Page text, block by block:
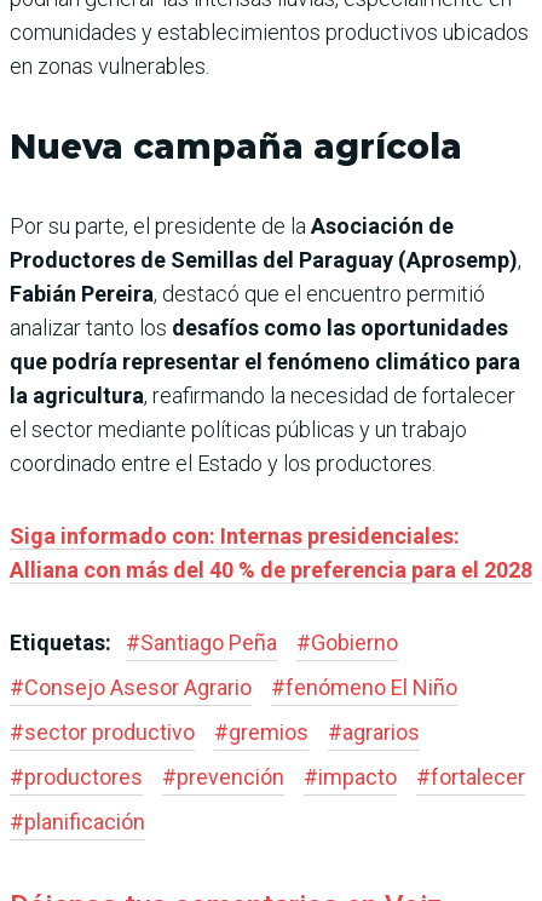
comunidades y establecimientos productivos ubicados
en zonas vulnerables.
Nueva campaña agrícola
Por su parte, el presidente de la Asociación de
Productores de Semillas del Paraguay (Aprosemp),
Fabián Pereira, destacó que el encuentro permitió
analizar tanto los desafíos como las oportunidades
que podría representar el fenómeno climático para
la agricultura, reafirmando la necesidad de fortalecer
el sector mediante políticas públicas y un trabajo
coordinado entre el Estado y los productores.
Siga informado con: Internas presidenciales:
Alliana con más del 40 % de preferencia para el 2028
Etiquetas: #Santiago Peña #Gobierno
#Consejo Asesor Agrario #fenómeno El Niño
#sector productivo #gremios #agrarios
#productores #prevención #impacto #fortalecer
#planificación